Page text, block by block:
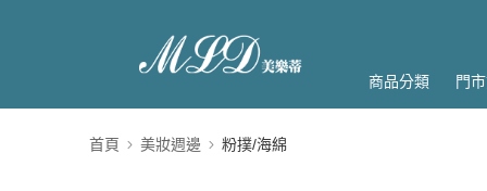
商品分類 門
首頁 美妝週邊 粉撲/海綿